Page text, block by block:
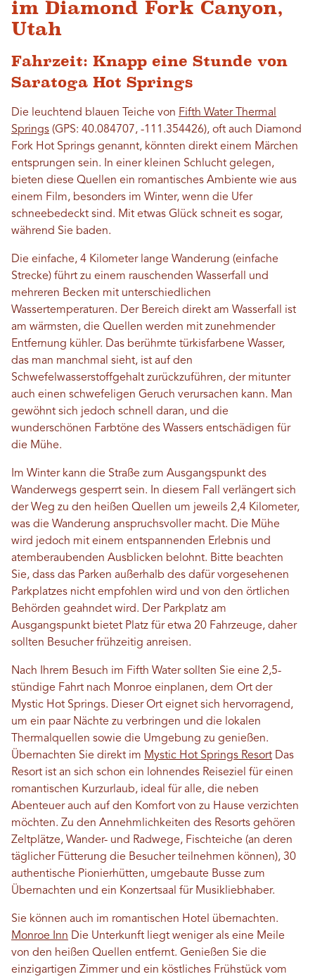
im Diamond Fork Canyon,
Utah
Fahrzeit: Knapp eine Stunde von
Saratoga Hot Springs
Die leuchtend blauen Teiche von Fifth Water Thermal
Springs (GPS: 40.084707, -111.354426), oft auch Diamond
Fork Hot Springs genannt, könnten direkt einem Märchen
entsprungen sein. In einer kleinen Schlucht gelegen,
bieten diese Quellen ein romantisches Ambiente wie aus
einem Film, besonders im Winter, wenn die Ufer
schneebedeckt sind. Mit etwas Glück schneit es sogar,
während Sie baden.
Die einfache, 4 Kilometer lange Wanderung (einfache
Strecke) führt zu einem rauschenden Wasserfall und
mehreren Becken mit unterschiedlichen
Wassertemperaturen. Der Bereich direkt am Wasserfall ist
am wärmsten, die Quellen werden mit zunehmender
Entfernung kühler. Das berühmte türkisfarbene Wasser,
das man manchmal sieht, ist auf den
Schwefelwasserstoffgehalt zurückzuführen, der mitunter
auch einen schwefeligen Geruch verursachen kann. Man
gewöhnt sich jedoch schnell daran, und die
wunderschönen Farbtöne des Wassers entschädigen für
die Mühe.
Im Winter kann die Straße zum Ausgangspunkt des
Wanderwegs gesperrt sein. In diesem Fall verlängert sich
der Weg zu den heißen Quellen um jeweils 2,4 Kilometer,
was die Wanderung anspruchsvoller macht. Die Mühe
wird jedoch mit einem entspannenden Erlebnis und
atemberaubenden Ausblicken belohnt. Bitte beachten
Sie, dass das Parken außerhalb des dafür vorgesehenen
Parkplatzes nicht empfohlen wird und von den örtlichen
Behörden geahndet wird. Der Parkplatz am
Ausgangspunkt bietet Platz für etwa 20 Fahrzeuge, daher
sollten Besucher frühzeitig anreisen.
Nach Ihrem Besuch im Fifth Water sollten Sie eine 2,5-
stündige Fahrt nach Monroe einplanen, dem Ort der
Mystic Hot Springs. Dieser Ort eignet sich hervorragend,
um ein paar Nächte zu verbringen und die lokalen
Thermalquellen sowie die Umgebung zu genießen.
Übernachten Sie direkt im Mystic Hot Springs Resort Das
Resort ist an sich schon ein lohnendes Reiseziel für einen
romantischen Kurzurlaub, ideal für alle, die neben
Abenteuer auch auf den Komfort von zu Hause verzichten
möchten. Zu den Annehmlichkeiten des Resorts gehören
Zeltplätze, Wander- und Radwege, Fischteiche (an deren
täglicher Fütterung die Besucher teilnehmen können), 30
authentische Pionierhütten, umgebaute Busse zum
Übernachten und ein Konzertsaal für Musikliebhaber.
Sie können auch im romantischen Hotel übernachten.
Monroe Inn Die Unterkunft liegt weniger als eine Meile
von den heißen Quellen entfernt. Genießen Sie die
einzigartigen Zimmer und ein köstliches Frühstück vom